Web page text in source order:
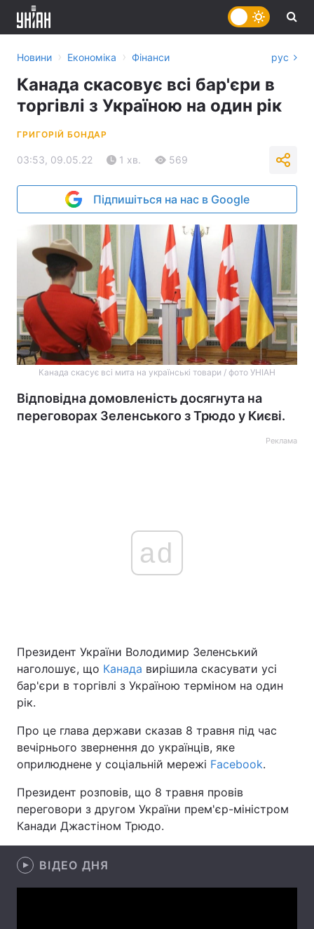
Головна Війна
Економіка Світ
Техно і зв'язок Лайт
Зброя Інциденти
Здоров'я
Новини › Економіка › Фінанси рус
Канада скасовує всі бар'єри в
торгівлі з Україною на один рік
ГРИГОРІЙ БОНДАР
03:53, 09.05.22 1 хв. 569
Підпишіться на нас в Google
Канада скасує всі мита на українські товари / фото УНІАН
Відповідна домовленість досягнута на
переговорах Зеленського з Трюдо у Києві.
Реклама
ad
Президент України Володимир Зеленський
наголошує, що Канада вирішила скасувати усі
бар'єри в торгівлі з Україною терміном на один
рік.
Про це глава держави сказав 8 травня під час
вечірнього звернення до українців, яке
оприлюднене у соціальній мережі Facebook.
Президент розповів, що 8 травня провів
переговори з другом України прем'єр-міністром
Канади Джастіном Трюдо.
ВІДЕО ДНЯ